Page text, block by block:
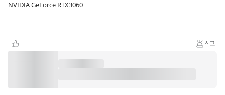
NVIDIA GeForce RTX3060
신고